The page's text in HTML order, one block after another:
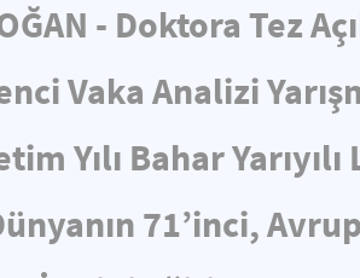
- Doktora Tez
Vaka Analizi
Yılı Bahar
71’inci,